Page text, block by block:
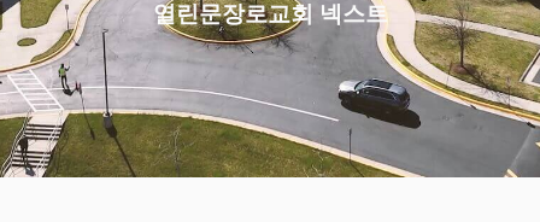
열린문장로교회 넥스트